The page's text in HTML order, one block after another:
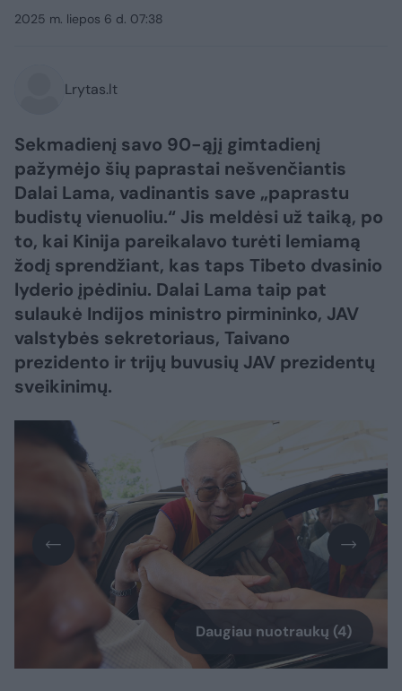
2025 m. liepos 6 d. 07:38
Lrytas.lt
Sekmadienį savo 90-ąjį gimtadienį
pažymėjo šių paprastai nešvenčiantis
Dalai Lama, vadinantis save „paprastu
budistų vienuoliu.“ Jis meldėsi už taiką, po
to, kai Kinija pareikalavo turėti lemiamą
žodį sprendžiant, kas taps Tibeto dvasinio
lyderio įpėdiniu. Dalai Lama taip pat
sulaukė Indijos ministro pirmininko, JAV
valstybės sekretoriaus, Taivano
prezidento ir trijų buvusių JAV prezidentų
sveikinimų.
Daugiau nuotraukų (4)